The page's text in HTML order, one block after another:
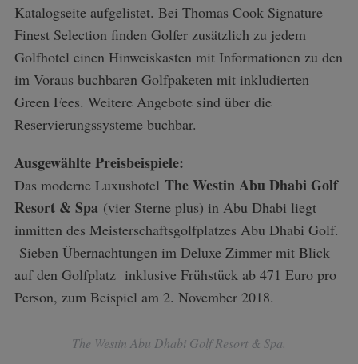
Katalogseite aufgelistet. Bei Thomas Cook Signature
Finest Selection finden Golfer zusätzlich zu jedem
Golfhotel einen Hinweiskasten mit Informationen zu den
im Voraus buchbaren Golfpaketen mit inkludierten
Green Fees. Weitere Angebote sind über die
Reservierungssysteme buchbar.
Ausgewählte Preisbeispiele:
Das moderne Luxushotel The Westin Abu Dhabi Golf
Resort & Spa (vier Sterne plus) in Abu Dhabi liegt
inmitten des Meisterschaftsgolfplatzes Abu Dhabi Golf.
Sieben Übernachtungen im Deluxe Zimmer mit Blick
auf den Golfplatz inklusive Frühstück ab 471 Euro pro
Person, zum Beispiel am 2. November 2018.
The Westin Abu Dhabi Golf Resort & Spa.